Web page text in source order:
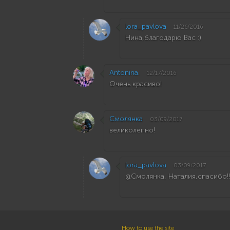
lora_pavlova 11/26/2016
Нина,благодарю Вас :)
Antonina. 12/17/2016
Очень красиво!
Смолянка 03/09/2017
великолепно!
lora_pavlova 03/09/2017
@Смолянка,
How to use the site